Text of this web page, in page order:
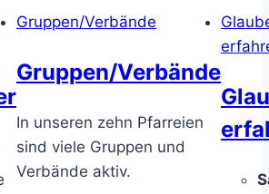
Gruppen/Verbände
Gruppen/Verbände
In unseren zehn Pfarreien
sind viele Gruppen und
Verbände aktiv.